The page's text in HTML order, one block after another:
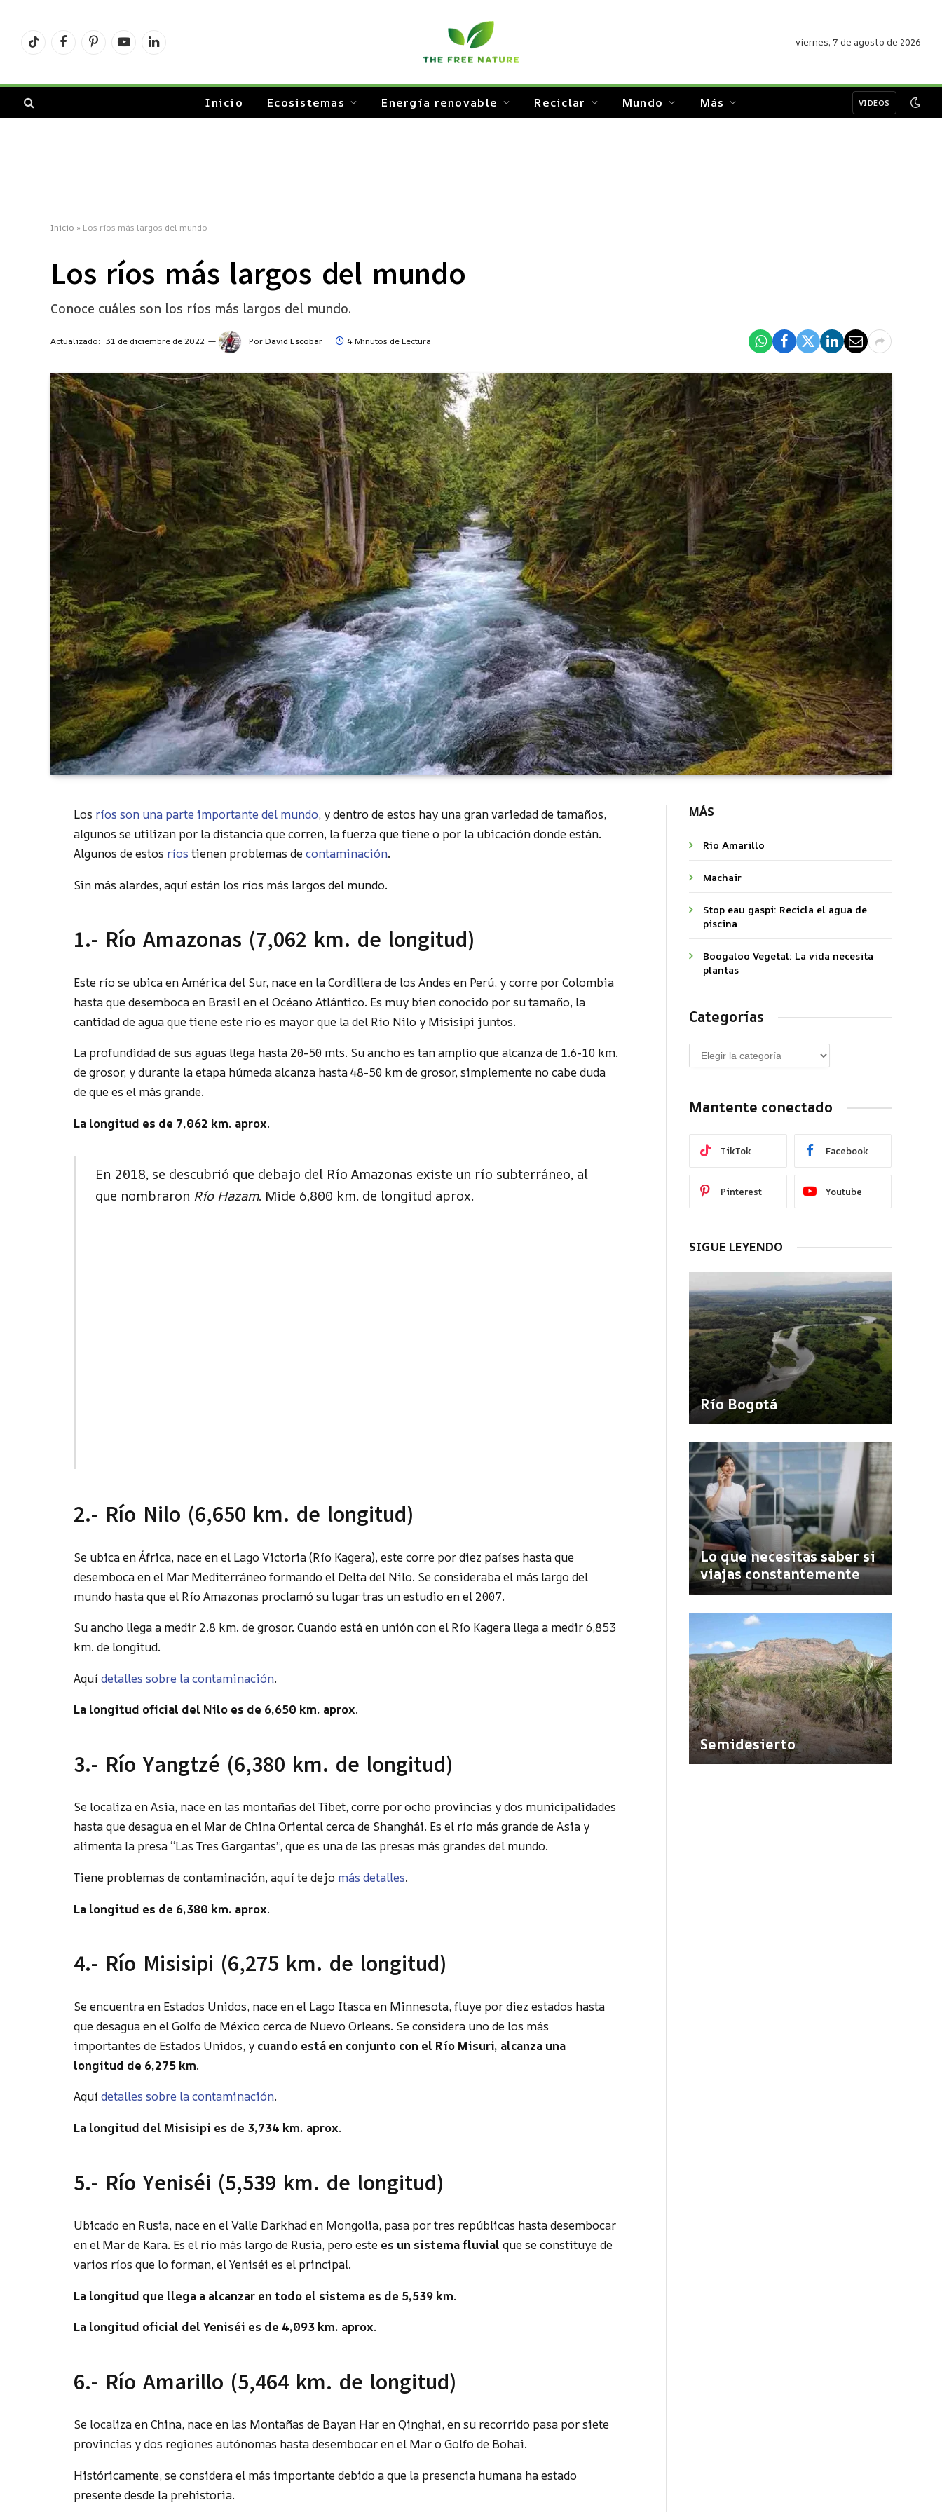
TikTok FacebookPinterestYouTubeLinkedIn viernes, 7 de agosto de 2026
Inicio Ecosistemas Energía renovable Reciclar Mundo Más VIDEOS
Inicio » Los ríos más largos del mundo
Los ríos más largos del mundo
Conoce cuáles son los ríos más largos del mundo.
Actualizado: 31 de diciembre de 2022 PorDavid Escobar 4 Minutos de Lectura
Los ríos son una parte importante del mundo, y dentro de estos hay una gran variedad de tamaños,
algunos se utilizan por la distancia que corren, la fuerza que tiene o por la ubicación donde están.
Algunos de estos ríos tienen problemas decontaminación.
Sin más alardes, aquí están los ríos más largos del mundo.
1.- Río Amazonas (7,062 km. de longitud)
Este río se ubica en América del Sur, nace en la Cordillera de los Andes en Perú, y corre por Colombia
hasta que desemboca en Brasil en el Océano Atlántico. Es muy bien conocido por su tamaño, la
cantidad de agua que tiene este río es mayor que la del Río Nilo y Misisipi juntos.
La profundidad de sus aguas llega hasta 20-50 mts. Su ancho es tan amplio que alcanza de 1.6-10 km.
de grosor, y durante la etapa húmeda alcanza hasta 48-50 km de grosor, simplemente no cabe duda
de que es el más grande.
La longitud es de 7,062 km. aprox.
En 2018, se descubrió que debajo del Río Amazonas existe un río subterráneo, al
que nombraron Río Hazam. Mide 6,800 km. de longitud aprox.
2.- Río Nilo (6,650 km. de longitud)
Se ubica en África, nace en el Lago Victoria (Río Kagera), este corre por diez países hasta que
desemboca en el Mar Mediterráneo formando el Delta del Nilo. Se consideraba el más largo del
mundo hasta que el Río Amazonas proclamó su lugar tras un estudio en el 2007.
Su ancho llega a medir 2.8 km. de grosor. Cuando está en unión con el Río Kagera llega a medir 6,853
km. de longitud.
Aquídetalles sobre la contaminación.
La longitud oficial del Nilo es de 6,650 km. aprox.
3.- Río Yangtzé (6,380 km. de longitud)
Se localiza en Asia, nace en las montañas del Tíbet, corre por ocho provincias y dos municipalidades
hasta que desagua en el Mar de China Oriental cerca de Shanghái. Es el río más grande de Asia y
alimenta la presa “Las Tres Gargantas”, que es una de las presas más grandes del mundo.
Tiene problemas de contaminación, aquí te dejo más detalles.
La longitud es de 6,380 km. aprox.
4.- Río Misisipi (6,275 km. de longitud)
Se encuentra en Estados Unidos, nace en el Lago Itasca en Minnesota, fluye por diez estados hasta
que desagua en el Golfo de México cerca de Nuevo Orleans. Se considera uno de los más
importantes de Estados Unidos, y cuando está en conjunto con el Río Misuri, alcanza una
longitud de 6,275 km.
Aquídetalles sobre la contaminación.
La longitud del Misisipi es de 3,734 km. aprox.
5.- Río Yeniséi (5,539 km. de longitud)
Ubicado en Rusia, nace en el Valle Darkhad en Mongolia, pasa por tres repúblicas hasta desembocar
en el Mar de Kara. Es el río más largo de Rusia, pero este es un sistema fluvial que se constituye de
varios ríos que lo forman, el Yeniséi es el principal.
La longitud que llega a alcanzar en todo el sistema es de 5,539 km.
La longitud oficial del Yeniséi es de 4,093 km. aprox.
6.- Río Amarillo (5,464 km. de longitud)
Se localiza en China, nace en las Montañas de Bayan Har en Qinghai, en su recorrido pasa por siete
provincias y dos regiones autónomas hasta desembocar en el Mar o Golfo de Bohai.
Históricamente, se considera el más importante debido a que la presencia humana ha estado
presente desde la prehistoria.
MÁS
Río Amarillo
Machair
Stop eau gaspi: Recicla el agua de
piscina
Boogaloo Vegetal: La vida necesita
plantas
Categorías
Mantente conectado
TikTok Facebook
Pinterest Youtube
SIGUE LEYENDO
Río Bogotá
Lo que necesitas saber si
viajas constantemente
Semidesierto